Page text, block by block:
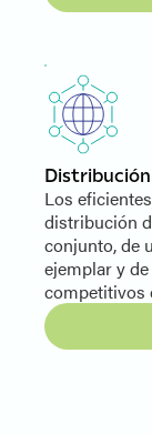
Distribución
Los
distribución
conjunto, de
ejemplar y
competitivos